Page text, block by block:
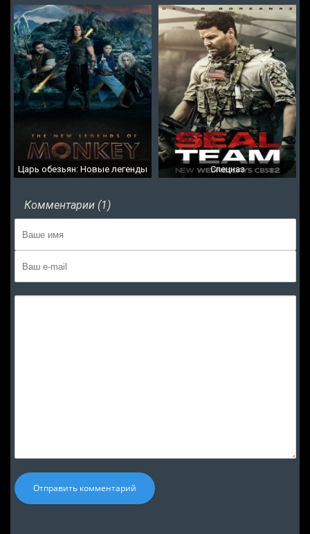
Царь обезьян: Новые легенды Спецназ
Комментарии (1)
Отправить комментарий